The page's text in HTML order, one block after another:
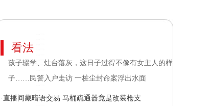
看法
孩子辍学、灶台落灰，这日子过得不像有女主人的样
子……民警入户走访 一桩尘封命案浮出水面
·直播间藏暗语交易 马桶疏通器竟是改装枪支